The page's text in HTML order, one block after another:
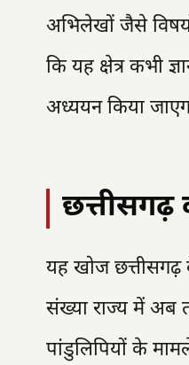
अभिलेखों जैसे
कि यह क्षेत्र कभी
अध्ययन किया
छत्तीसगढ़
यह खोज छत्तीसगढ़
संख्या राज्य में अब
पांडुलिपियों के